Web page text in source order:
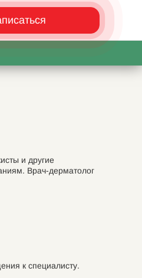
и другие
Врач-дерматолог
к специалисту.